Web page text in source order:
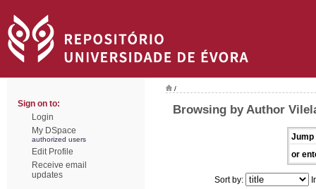
Sign on to:
Login
My DSpace
authorized users
Edit Profile
Receive email
updates
/
Browsing by Author
Jump
or
Sort by: